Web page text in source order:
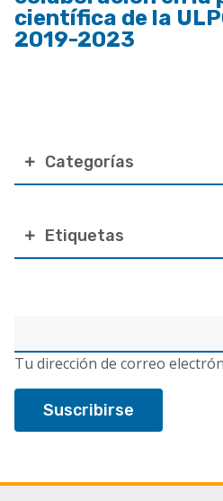
electrónico
Tu dirección de correo
Categorías
Etiquetas
científica de la
2019-2023